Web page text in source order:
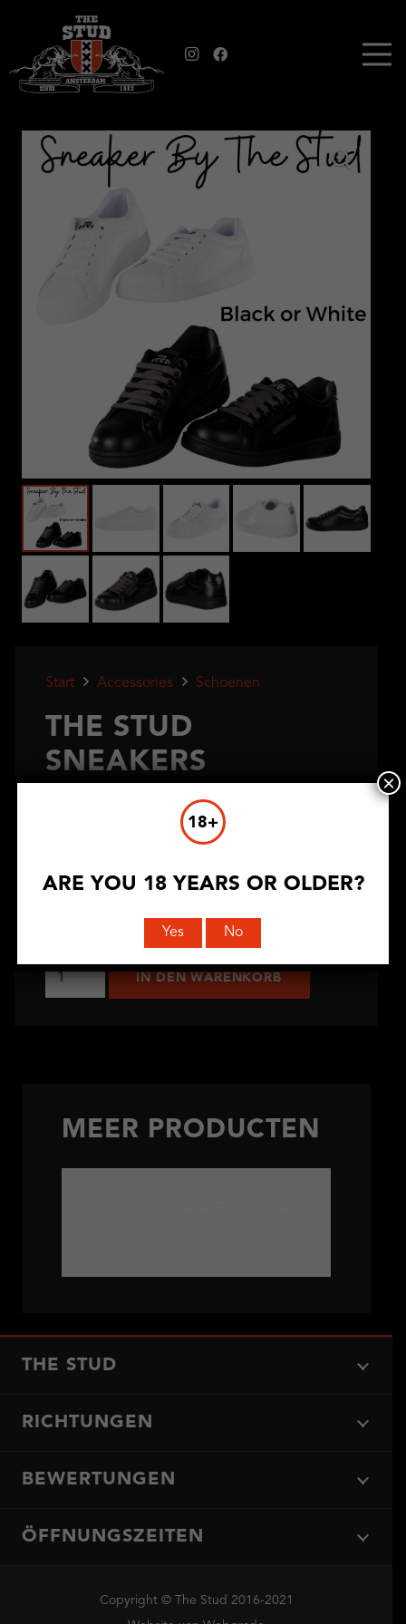
Start Accessories Schoenen
THE STUD
SNEAKERS
The
Stud
IN DEN WARENKORB
MEER PRODUCTEN
THE STUD
RICHTUNGEN
BEWERTUNGEN
ÖFFNUNGSZEITEN
Copyright © The Stud 2016-2021
18+
ARE YOU 18 YEARS OR OLDER?
Yes No
×